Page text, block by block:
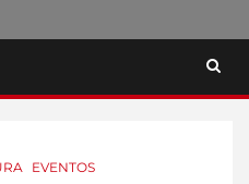
EVENTOS